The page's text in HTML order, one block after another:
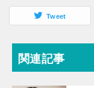
Tweet
関連記事